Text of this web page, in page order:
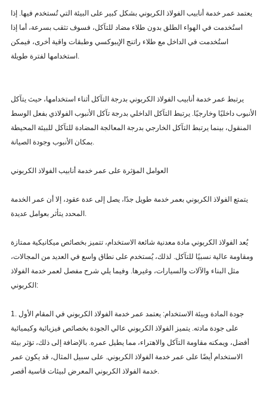
يعتمد عمر خدمة أنابيب الفولاذ الكربوني بشكل كبير على البيئة التي تُستخدم فيها. إذا
استُخدمت في الهواء الطلق بدون طلاء مضاد للتآكل، فسوف تثقب بسرعة، أما إذا
استُخدمت في الداخل مع طلاء راتنج الإيبوكسي وطبقات واقية أخرى، فيمكن
استخدامها لفترة طويلة.
يرتبط عمر خدمة أنابيب الفولاذ الكربوني بدرجة التآكل أثناء استخدامها، حيث يتآكل
الأنبوب داخليًا وخارجيًا. يرتبط التآكل الداخلي بدرجة تآكل الأنبوب الفولاذي بفعل الوسط
المنقول، بينما يرتبط التآكل الخارجي بدرجة المعالجة المضادة للتآكل للبيئة المحيطة
بمكان الأنبوب وجودة الصيانة.
العوامل المؤثرة على عمر خدمة أنابيب الفولاذ الكربوني
يتمتع الفولاذ الكربوني بعمر خدمة طويل جدًا، يصل إلى عدة عقود، إلا أن عمر الخدمة
المحدد يتأثر بعوامل عديدة.
يُعد الفولاذ الكربوني مادة معدنية شائعة الاستخدام، تتميز بخصائص ميكانيكية ممتازة
ومقاومة عالية نسبيًا للتآكل. لذلك، يُستخدم على نطاق واسع في العديد من المجالات،
مثل البناء والآلات والسيارات، وغيرها. وفيما يلي شرح مفصل لعمر خدمة الفولاذ
الكربوني:
1. جودة المادة وبيئة الاستخدام: يعتمد عمر خدمة الفولاذ الكربوني في المقام الأول
على جودة مادته. يتميز الفولاذ الكربوني عالي الجودة بخصائص فيزيائية وكيميائية
أفضل، ويمكنه مقاومة التآكل والاهتراء، مما يطيل عمره. بالإضافة إلى ذلك، تؤثر بيئة
الاستخدام أيضًا على عمر خدمة الفولاذ الكربوني. على سبيل المثال، قد يكون عمر
خدمة الفولاذ الكربوني المعرض لبيئات قاسية أقصر.